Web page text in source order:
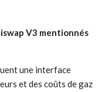
V3 mentionnés
une interface
et des coûts de gaz